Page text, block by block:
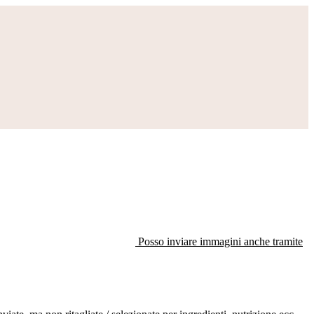
Posso inviare immagini anche tramite